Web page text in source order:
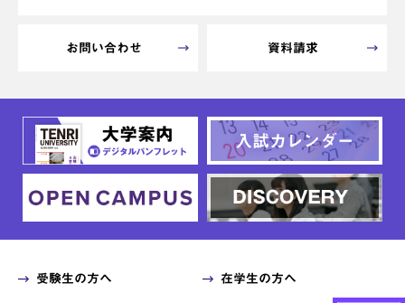
お問い合わせ 資料請求
受験生の方へ 在学生の方へ